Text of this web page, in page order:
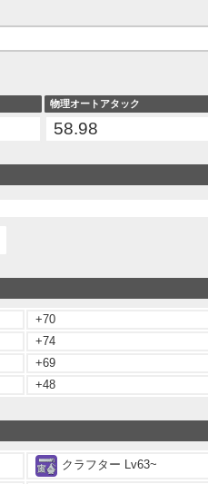
物理オートアタック
58.98
+70
+74
+69
+48
クラフター Lv63~